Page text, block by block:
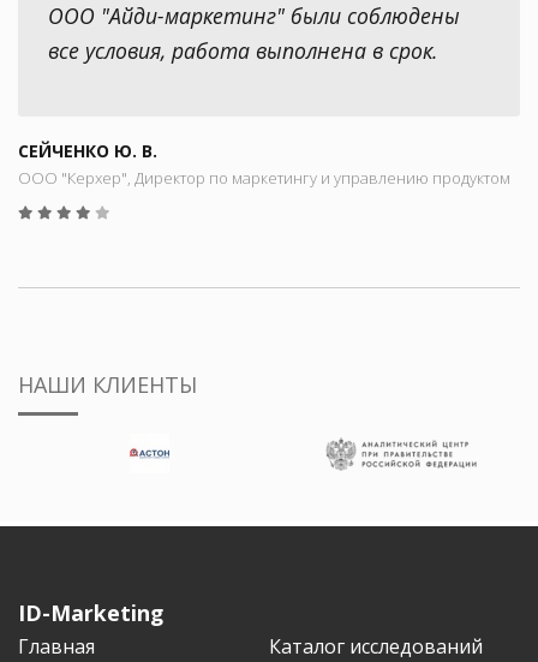
ООО "Айди-маркетинг" были соблюдены
все условия, работа выполнена в срок.
СЕЙЧЕНКО Ю. В.
ООО "Керхер", Директор по маркетингу и управлению продуктом
НАШИ КЛИЕНТЫ
ID-Marketing
Главная
Каталог исследований